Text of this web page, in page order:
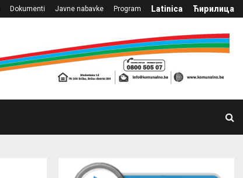
Dokumenti Javne nabavke Program Latinica Ћирилица